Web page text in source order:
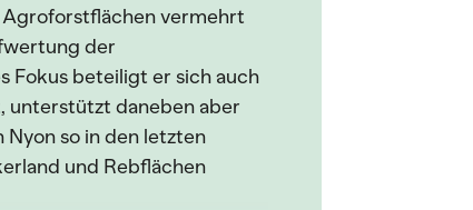
vermehrt
der
Fokus beteiligt er sich auch
unterstützt daneben aber
so in den letzten
und Rebflächen